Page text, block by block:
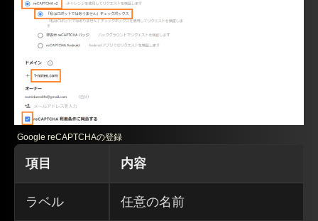
Google reCAPTCHAの登録
項目 内容
ラベル 任意の名前